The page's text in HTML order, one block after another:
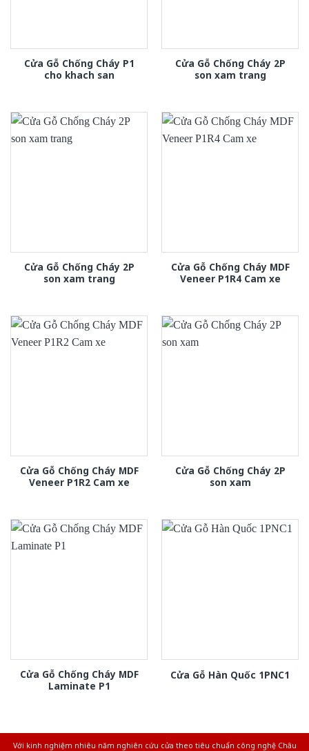
Cửa Gỗ Chống Cháy P1
cho khach san
Cửa Gỗ Chống Cháy 2P
son xam trang
Cửa Gỗ Chống Cháy 2P
son xam trang
Cửa Gỗ Chống Cháy MDF
Veneer P1R4 Cam xe
Cửa Gỗ Chống Cháy MDF
Veneer P1R2 Cam xe
Cửa Gỗ Chống Cháy 2P
son xam
Cửa Gỗ Chống Cháy MDF
Laminate P1
Cửa Gỗ Hàn Quốc 1PNC1
Với kinh nghiệm nhiêu năm nghiên cứu cửa theo tiêu chuẩn công nghệ Châu